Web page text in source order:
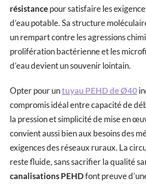
résistancepour satisfaire les
d’eau potable. Sa structure
un rempart contre les agressions
prolifération bactérienne et les
d’eau devient un souvenir lointain.
Opter pour untuyau PEHD de Ø40
compromis idéal entre capacité de
la pression et simplicité de mise en
convient aussi bien aux besoins des
exigences des réseaux ruraux. La
reste fluide, sans sacrifier la qualité
canalisations PEHDfont preuve